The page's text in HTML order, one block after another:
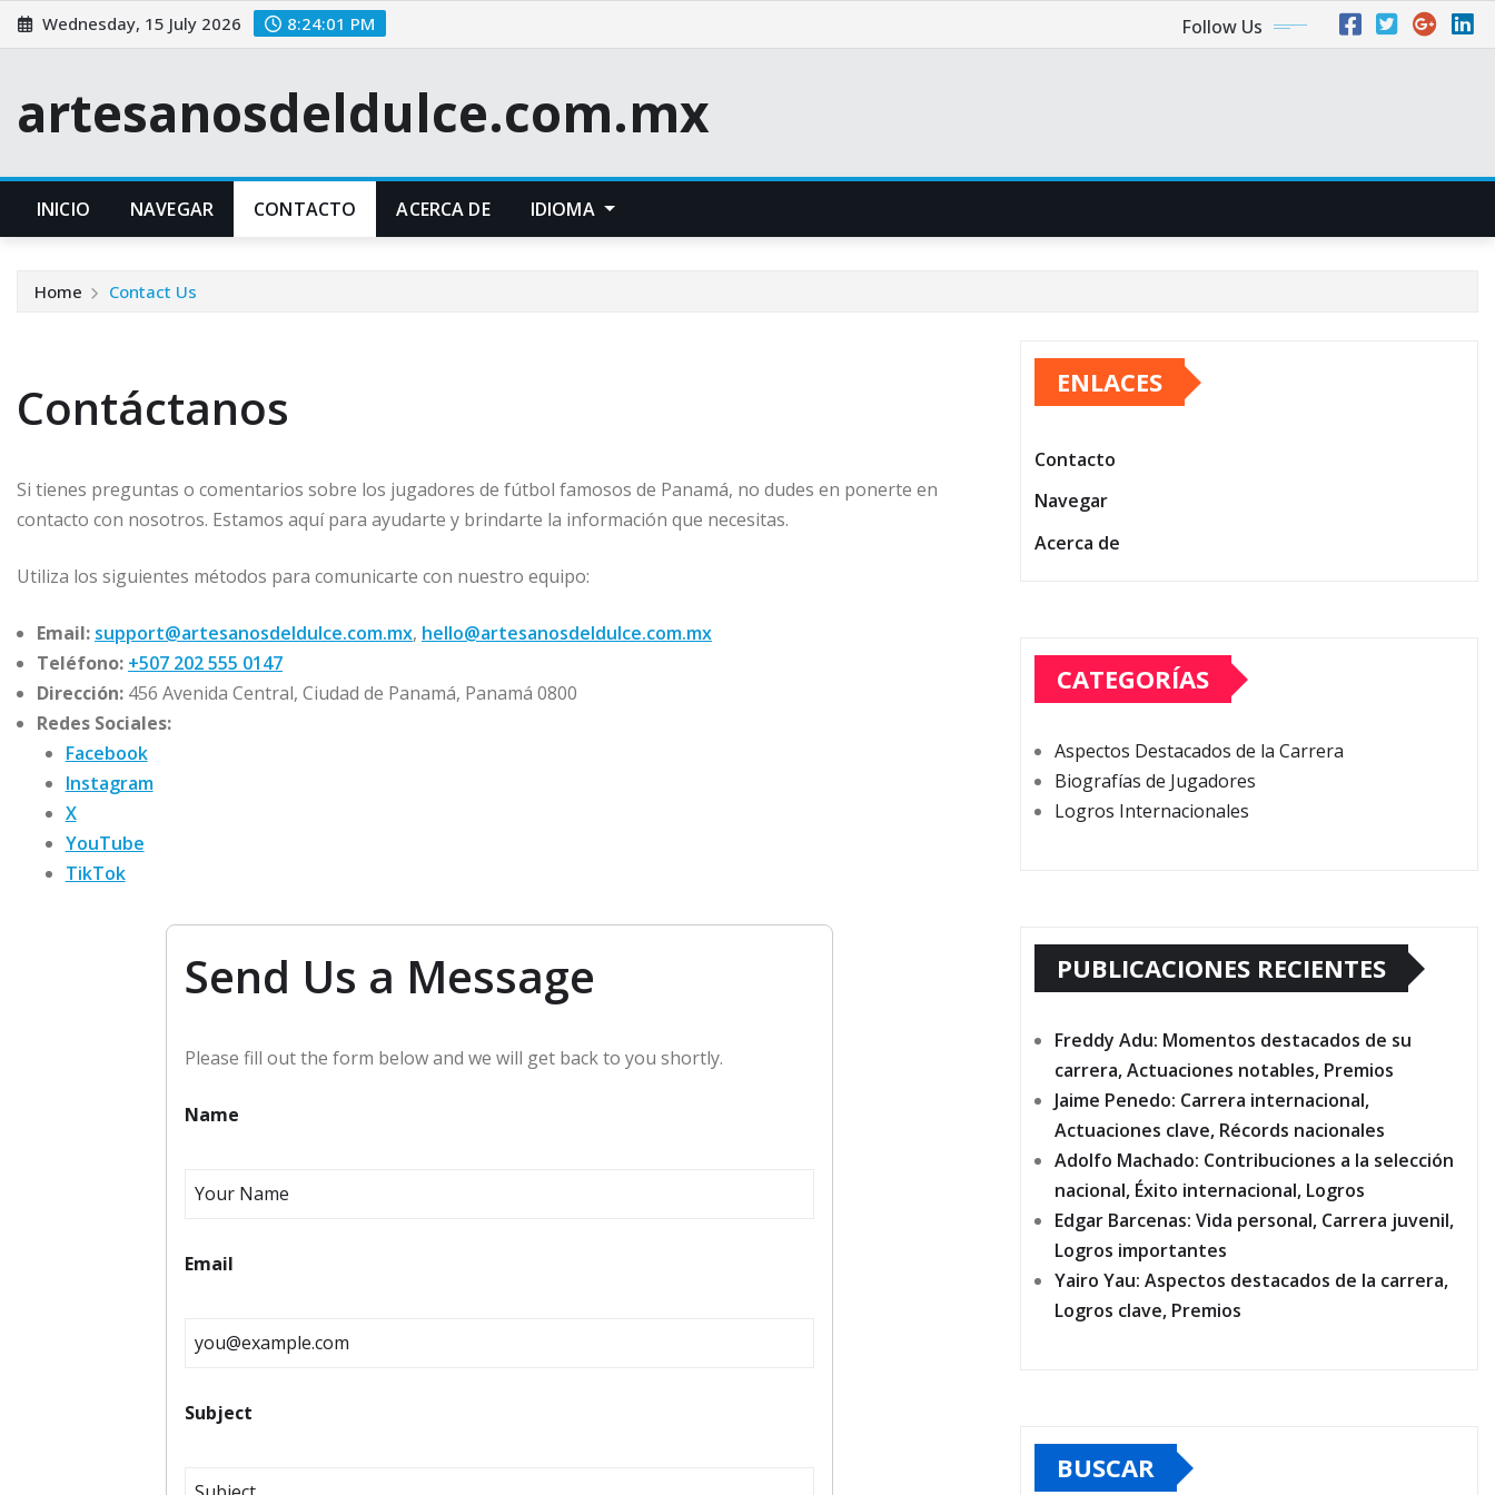
Skip
to
Wednesday, 15 July 2026 8:24:01 PM Follow Us
artesanosdeldulce.com.mx
INICIO NAVEGAR CONTACTO ACERCA DE IDIOMA
Home Contact Us
Contáctanos
Si tienes preguntas o comentarios sobre los jugadores de fútbol famosos de Panamá, no dudes en ponerte en
contacto con nosotros. Estamos aquí para ayudarte y brindarte la información que necesitas.
Utiliza los siguientes métodos para comunicarte con nuestro equipo:
Email: support@artesanosdeldulce.com.mx, hello@artesanosdeldulce.com.mx
Teléfono: +507 202 555 0147
Dirección: 456 Avenida Central, Ciudad de Panamá, Panamá 0800
Redes Sociales:
Facebook
Instagram
X
YouTube
TikTok
Send Us a Message
Please fill out the form below and we will get back to you shortly.
Name
Email
Subject
ENLACES
Contacto
Navegar
Acerca de
CATEGORÍAS
Aspectos Destacados de la Carrera
Biografías de Jugadores
Logros Internacionales
PUBLICACIONES RECIENTES
Freddy Adu: Momentos destacados de su
carrera, Actuaciones notables, Premios
Jaime Penedo: Carrera internacional,
Actuaciones clave, Récords nacionales
Adolfo Machado: Contribuciones a la selección
nacional, Éxito internacional, Logros
Edgar Barcenas: Vida personal, Carrera juvenil,
Logros importantes
Yairo Yau: Aspectos destacados de la carrera,
Logros clave, Premios
BUSCAR